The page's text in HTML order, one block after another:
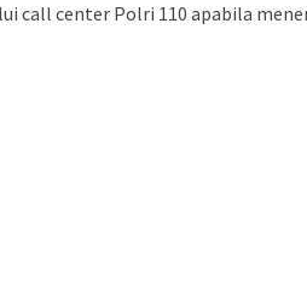
call center Polri 110 apabila